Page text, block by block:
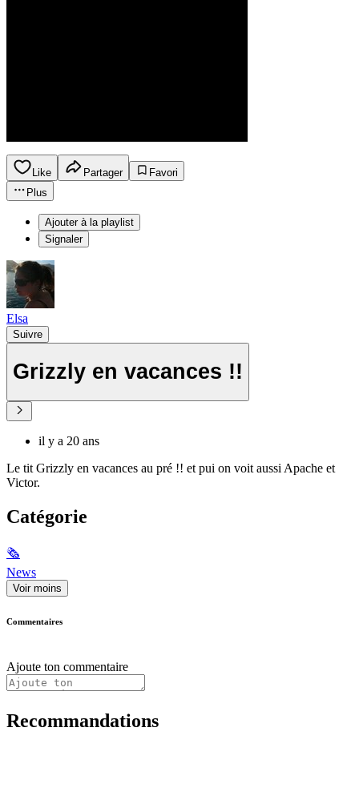
Like Partager
Favori
Plus
Ajouter à la playlist
Signaler
Elsa
Suivre
Grizzly en vacances !!
il y a 20 ans
Le tit Grizzly en vacances au pré !! et pui on voit aussi Apache et
Victor.
Catégorie
🗞
News
Voir moins
Commentaires
Ajoute ton commentaire
Recommandations